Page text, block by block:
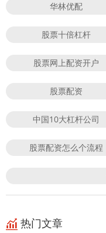
华林优配
股票十倍杠杆
股票网上配资开户
股票配资
中国10大杠杆公司
股票配资怎么个流程
热门文章